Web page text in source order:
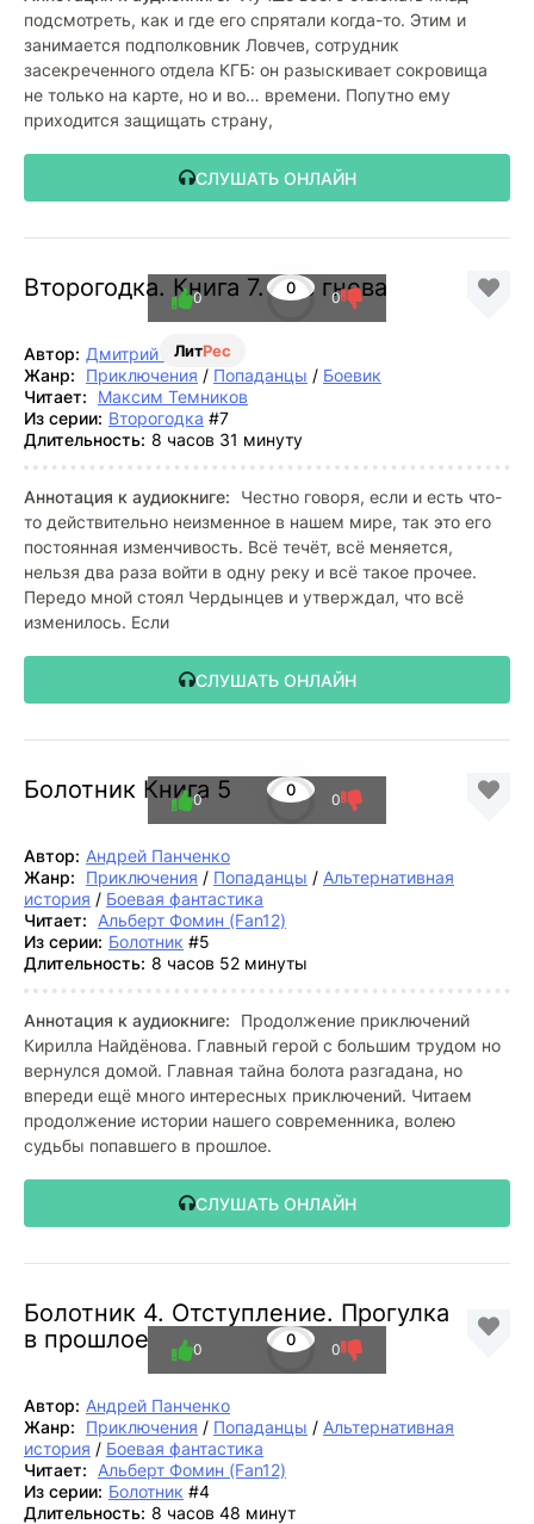
подсмотреть, как и где его спрятали когда-то. Этим и
занимается подполковник Ловчев, сотрудник
засекреченного отдела КГБ: он разыскивает сокровища
не только на карте, но и во… времени. Попутно ему
приходится защищать страну,
СЛУШАТЬ ОНЛАЙН
Второгодка. Книга 7. Час гнева
ЛитРес
0
0 0
Автор: Дмитрий Ромов
Жанр:
Приключения / Попаданцы / Боевик
Читает:
Максим Темников
Из серии: Второгодка #7
Длительность: 8 часов 31 минуту
Аннотация к аудиокниге:
Честно говоря, если и есть что-
то действительно неизменное в нашем мире, так это его
постоянная изменчивость. Всё течёт, всё меняется,
нельзя два раза войти в одну реку и всё такое прочее.
Передо мной стоял Чердынцев и утверждал, что всё
изменилось. Если
СЛУШАТЬ ОНЛАЙН
Болотник Книга 5 0
0 0
Автор: Андрей Панченко
Жанр:
Приключения / Попаданцы / Альтернативная
история / Боевая фантастика
Читает:
Альберт Фомин (Fan12)
Из серии: Болотник #5
Длительность: 8 часов 52 минуты
Аннотация к аудиокниге:
Продолжение приключений
Кирилла Найдёнова. Главный герой с большим трудом но
вернулся домой. Главная тайна болота разгадана, но
впереди ещё много интересных приключений. Читаем
продолжение истории нашего современника, волею
судьбы попавшего в прошлое.
СЛУШАТЬ ОНЛАЙН
Болотник 4. Отступление. Прогулка
в прошлое
0
0 0
Автор: Андрей Панченко
Жанр:
Приключения / Попаданцы / Альтернативная
история / Боевая фантастика
Читает:
Альберт Фомин (Fan12)
Из серии: Болотник #4
Длительность: 8 часов 48 минут